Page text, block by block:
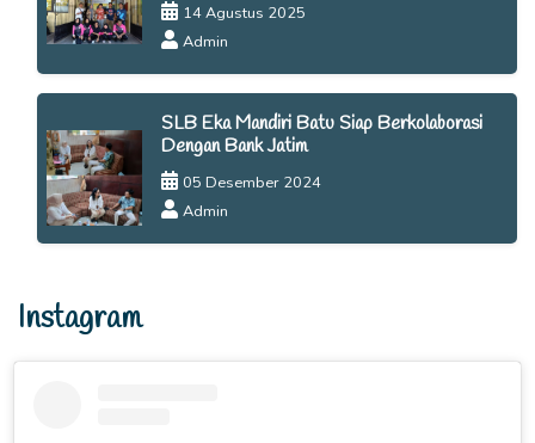
14 Agustus 2025
Admin
SLB Eka Mandiri Batu Siap Berkolaborasi
Dengan Bank Jatim
05 Desember 2024
Admin
Instagram